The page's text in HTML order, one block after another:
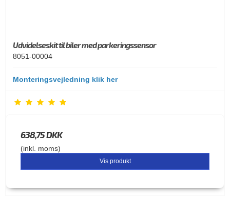
Udvidelseskit til biler med parkeringssensor
8051-00004
Monteringsvejledning klik her
638,75 DKK
(inkl. moms)
Vis produkt